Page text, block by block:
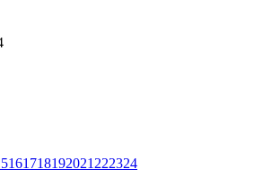
161718192021 222324